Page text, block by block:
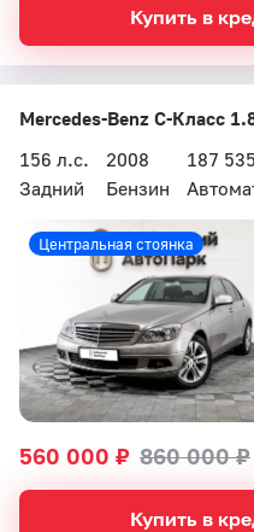
Купить в
Mercedes-Benz C-Класс
156 л.с.
2008
187
Задний
Бензин
560 000 ₽ 860 000 ₽
Центральная стоянка
Купить в